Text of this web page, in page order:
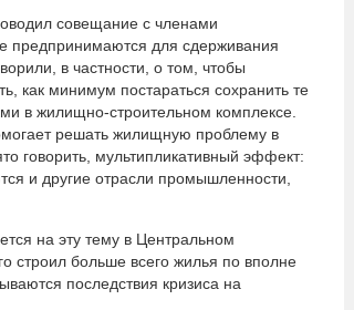
совещание с членами
предпринимаются для сдерживания
в частности, о том, чтобы
как минимум постараться сохранить те
в жилищно-строительном комплексе.
решать жилищную проблему в
говорить, мультипликативный эффект:
и другие отрасли промышленности,
на эту тему в Центральном
строил больше всего жилья по вполне
последствия кризиса на